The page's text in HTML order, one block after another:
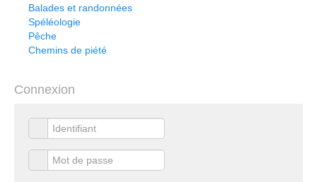
Balades et randonnées
Spéléologie
Pêche
Chemins de piété
Connexion